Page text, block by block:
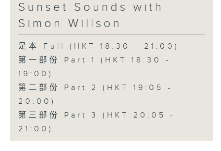
Sunset Sounds with
Simon Willson
足本 Full (HKT 18:30 - 21:00)
第一部份 Part 1 (HKT 18:30 -
19:00)
第二部份 Part 2 (HKT 19:05 -
20:00)
第三部份 Part 3 (HKT 20:05 -
21:00)